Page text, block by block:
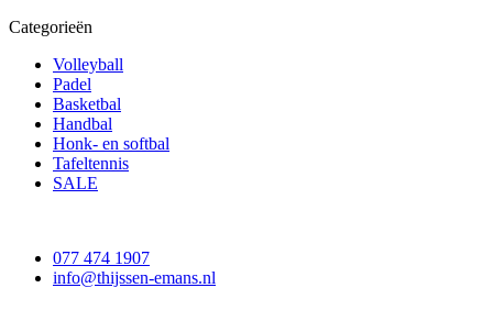
Categorieën
Volleyball
Padel
Basketbal
Handbal
Honk- en softbal
Tafeltennis
SALE
077 474 1907
info@thijssen-emans.nl